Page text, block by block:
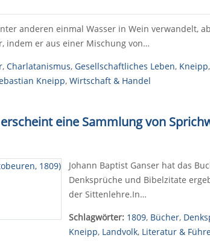
anderen einmal Wasser in Wein verwandelt,
indem er aus einer Mischung von…
, Charlatanismus, Gesellschaftliches Leben, Kneipp,
Kneipp, Wirtschaft & Handel
eine Sammlung von
Johann Baptist Ganser hat das
Denksprüche und Bibelzitate
der Sittenlehre.In…
Schlagwörter: 1809, Bücher,
Kneipp, Landvolk, Literatur &